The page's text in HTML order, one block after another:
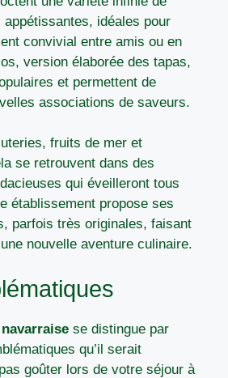
appétissantes, idéales pour
convivial entre amis ou en
version élaborée des tapas,
et permettent de
associations de saveurs.
fruits de mer et
se retrouvent dans des
qui éveilleront tous
établissement propose ses
parfois très originales, faisant
nouvelle aventure culinaire.
se distingue par
qu’il serait
goûter lors de votre séjour à